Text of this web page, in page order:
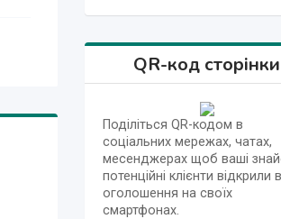
QR-код сторінки
Поділіться QR-кодом в
соціальних мережах, чатах,
месенджерах щоб ваші
потенційні клієнти відкрили
оголошення на своїх
смартфонах.